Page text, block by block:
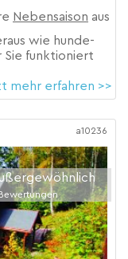
Nebensaison aus
wie hunde-
Sie funktioniert
mehr erfahren >>
a10236